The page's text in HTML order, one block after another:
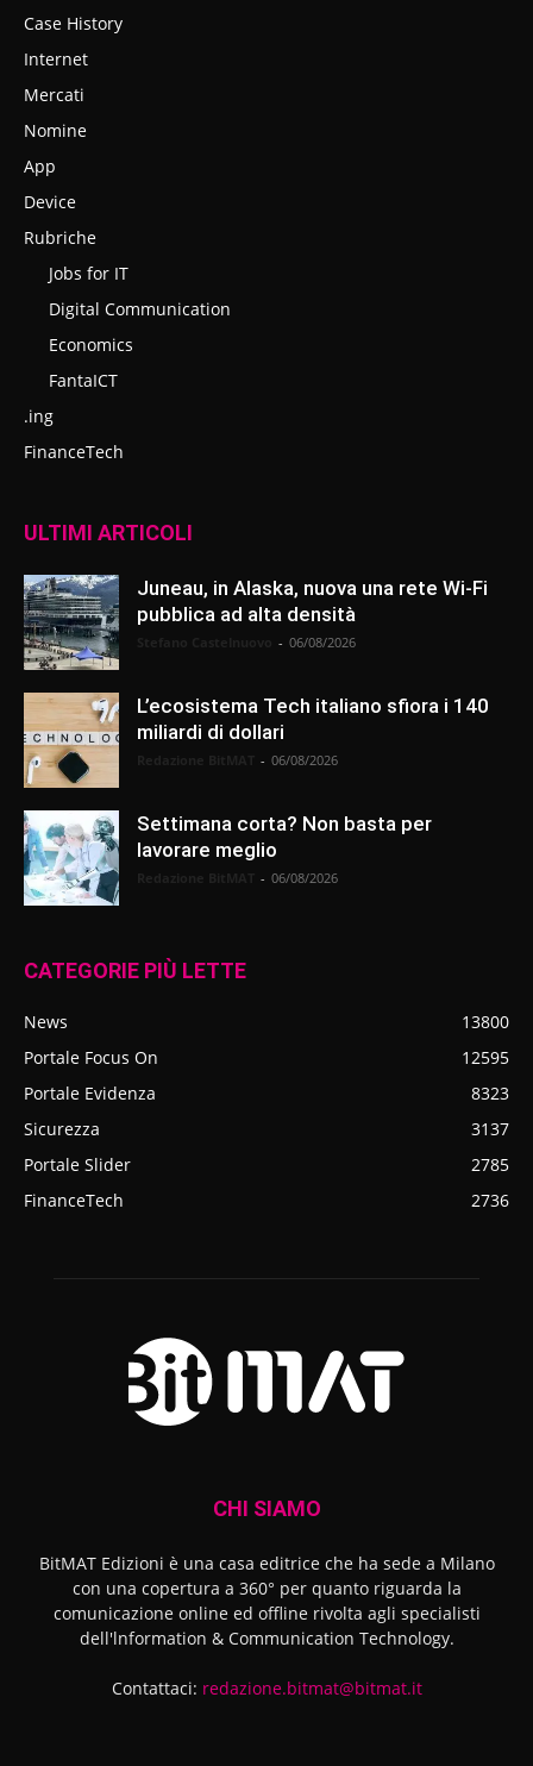
Case History
Internet
Mercati
Nomine
App
Device
Rubriche
Jobs for IT
Digital Communication
Economics
FantaICT
.ing
FinanceTech
ULTIMI ARTICOLI
Juneau, in Alaska, nuova una rete Wi-Fi
pubblica ad alta densità
- 06/08/2026
L’ecosistema Tech italiano sfiora i 140
miliardi di dollari
- 06/08/2026
Settimana corta? Non basta per
lavorare meglio
- 06/08/2026
CATEGORIE PIÙ LETTE
News
13800
Portale Focus On
12595
Portale Evidenza
8323
Sicurezza
3137
Portale Slider
2785
FinanceTech
2736
CHI SIAMO
BitMAT Edizioni è una casa editrice che ha sede a Milano
con una copertura a 360° per quanto riguarda la
comunicazione online ed offline rivolta agli specialisti
dell'lnformation & Communication Technology.
Contattaci: redazione.bitmat@bitmat.it